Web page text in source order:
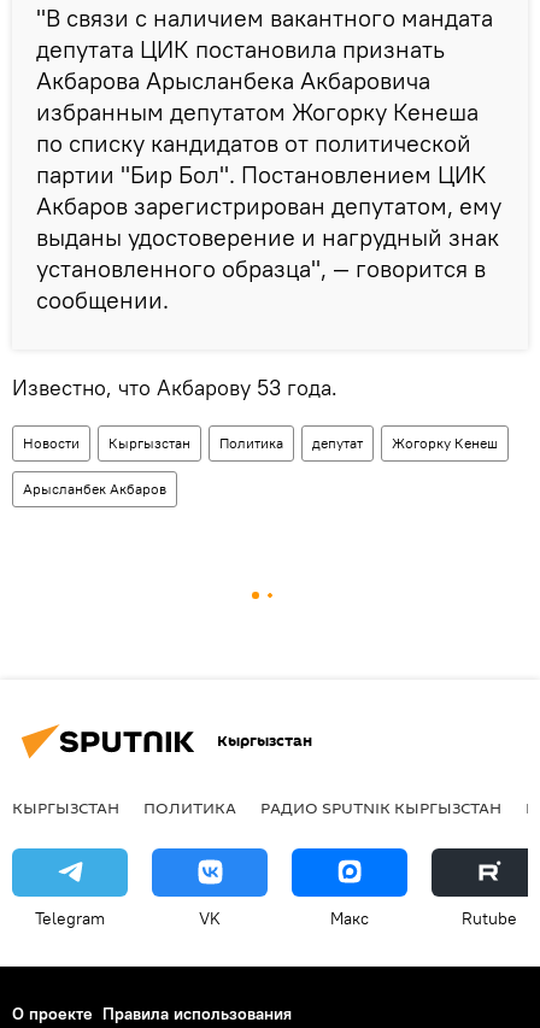
"В связи с наличием вакантного мандата
депутата ЦИК постановила признать
Акбарова Арысланбека Акбаровича
избранным депутатом Жогорку Кенеша
по списку кандидатов от политической
партии "Бир Бол". Постановлением ЦИК
Акбаров зарегистрирован депутатом, ему
выданы удостоверение и нагрудный знак
установленного образца", — говорится в
сообщении.
Известно, что Акбарову 53 года.
Новости Кыргызстан Политика депутат Жогорку Кенеш
Арысланбек Акбаров
Кыргызстан
КЫРГЫЗСТАН ПОЛИТИКА РАДИО SPUTNIK КЫРГЫЗСТАН
Telegram VK Макс Rutube
О проекте Правила использования